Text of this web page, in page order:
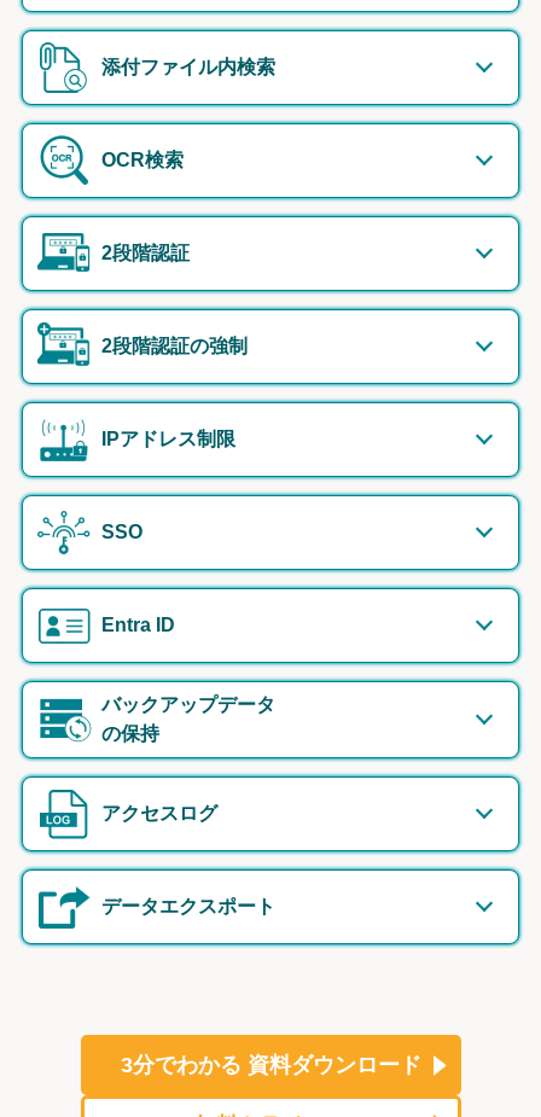
添付ファイル内検索
OCR検索
2段階認証
2段階認証の強制
IPアドレス制限
SSO
Entra ID
バックアップデータ
の保持
アクセスログ
データエクスポート
3分でわかる 資料ダウンロード